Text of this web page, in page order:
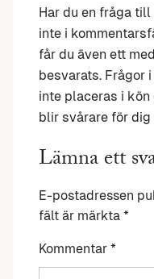
Har du en fråga
inte i
får du även ett
besvarats. Frågor
inte placeras i
blir svårare för dig
Lämna ett
E-postadressen
fält är märkta *
Kommentar *